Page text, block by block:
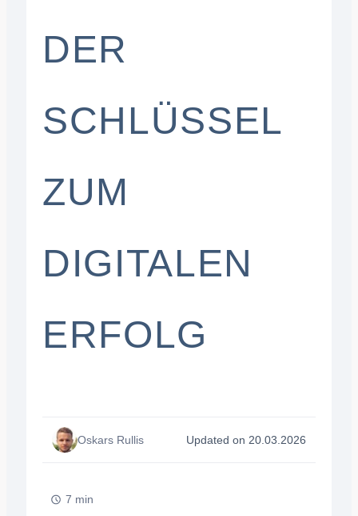
DER
SCHLÜSSEL
ZUM
DIGITALEN
ERFOLG
Oskars Rullis Updated on 20.03.2026
7 min